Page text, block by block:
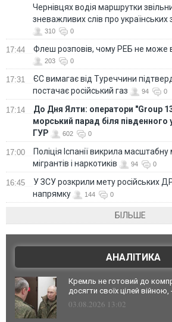
Чернівцях водія маршрутки
зневажливих слів про українських
310 0
17:44 Флеш розповів, чому РЕБ не може
203 0
17:31
ЄС вимагає від Туреччини
постачає російський газ
94 0
17:14
До Дня Ялти: оператори "Group
морський парад біля
ГУР
602 0
17:00
Поліція Іспанії викрила
мігрантів і наркотиків
94 0
16:45
У ЗСУ розкрили мету російських
напрямку
144 0
БІЛЬШЕ
АНАЛІТИКА
Кремль не готовий до
досягти своїх цілей
03.08.2026 13:02